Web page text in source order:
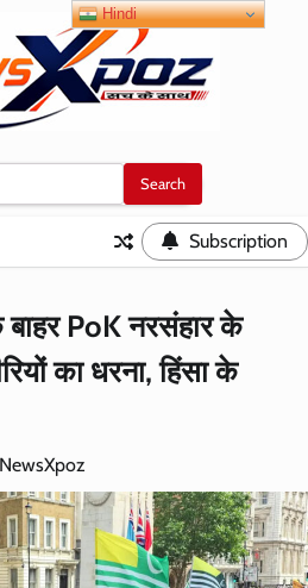
Subscription
PoK नरसंहार के
का धरना, हिंसा के
NewsXpoz
Hindi